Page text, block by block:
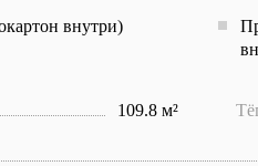
внутри)
109.8 м²